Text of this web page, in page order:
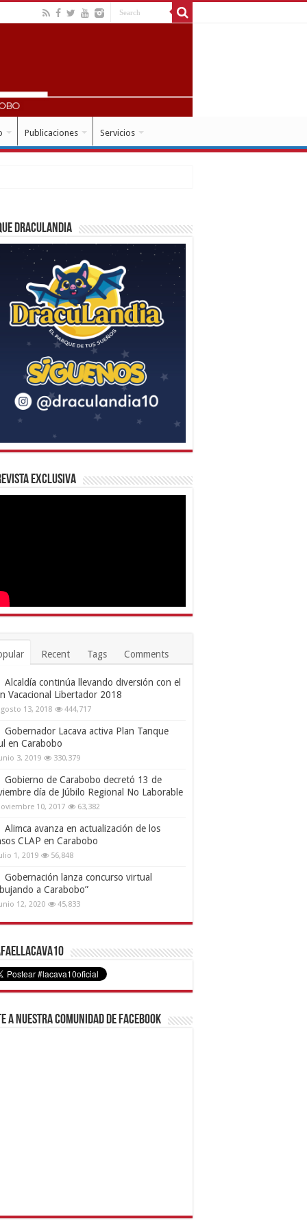
Publicaciones Servicios
Draculandia
Exclusiva
Recent Tags Comments
Alcaldía continúa llevando diversión con el
Vacacional Libertador 2018
13, 2018 444,717
Gobernador Lacava activa Plan Tanque
en Carabobo
3, 2019 330,379
Gobierno de Carabobo decretó 13 de
día de Júbilo Regional No Laborable
10, 2017 63,382
Alimca avanza en actualización de los
CLAP en Carabobo
1, 2019 56,848
Gobernación lanza concurso virtual
a Carabobo”
12, 2020 45,833
a nuestra comunidad de Facebook